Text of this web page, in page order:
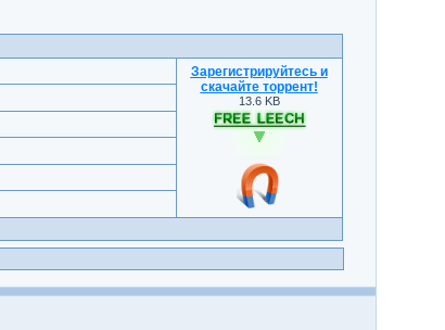
Зарегистрируйтесь и
скачайте торрент!
13.6 KB